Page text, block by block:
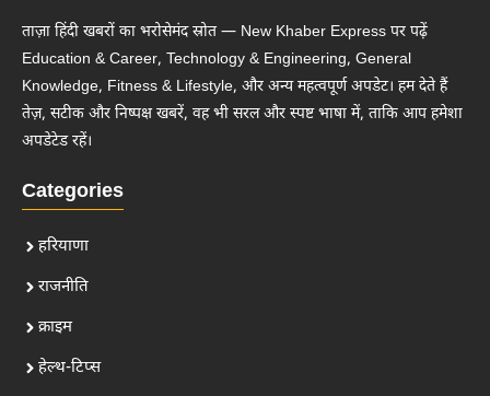
ताज़ा हिंदी खबरों का भरोसेमंद स्रोत — New Khaber Express पर पढ़ें
Education & Career, Technology & Engineering, General
Knowledge, Fitness & Lifestyle, और अन्य महत्वपूर्ण अपडेट। हम देते हैं
तेज़, सटीक और निष्पक्ष खबरें, वह भी सरल और स्पष्ट भाषा में, ताकि आप हमेशा
अपडेटेड रहें।
Categories
हरियाणा
राजनीति
क्राइम
हेल्थ-टिप्स